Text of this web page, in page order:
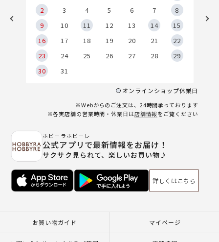
2
3 4 5 6 7
8
9
10 11 12 13 14
15
16
17 18 19 20 21
22
23
24 25 26 27 28
29
30
31
オンラインショップ休業日
※Webからのご注文は、24時間承っております
※各実店舗の営業時間・休業日は店舗情報をご覧ください
ホビーラホビーレ
公式アプリで最新情報をお届け！
サクサク見られて、楽しいお買い物♪
詳しくはこちら
お買い物ガイド マイページ